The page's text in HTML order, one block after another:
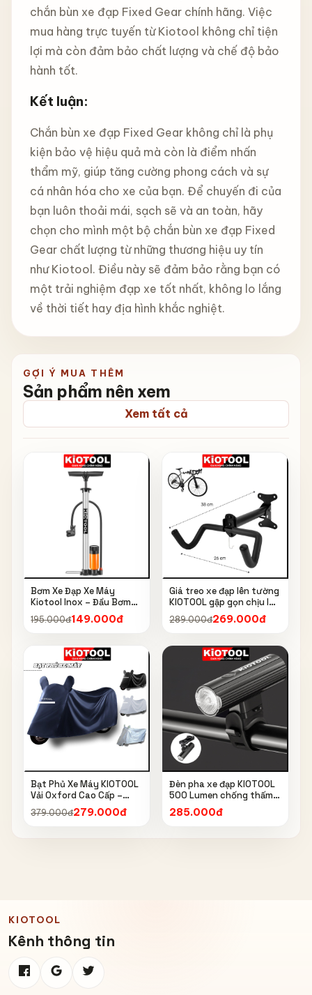
chắn bùn xe đạp Fixed Gear chính hãng. Việc
mua hàng trực tuyến từ Kiotool không chỉ tiện
lợi mà còn đảm bảo chất lượng và chế độ bảo
hành tốt.
Kết luận:
Chắn bùn xe đạp Fixed Gear không chỉ là phụ
kiện bảo vệ hiệu quả mà còn là điểm nhấn
thẩm mỹ, giúp tăng cường phong cách và sự
cá nhân hóa cho xe của bạn. Để chuyến đi của
bạn luôn thoải mái, sạch sẽ và an toàn, hãy
chọn cho mình một bộ chắn bùn xe đạp Fixed
Gear chất lượng từ những thương hiệu uy tín
như Kiotool. Điều này sẽ đảm bảo rằng bạn có
một trải nghiệm đạp xe tốt nhất, không lo lắng
về thời tiết hay địa hình khắc nghiệt.
GỢI Ý MUA THÊM
Sản phẩm nên xem
Xem tất cả
Bơm Xe Đạp Xe Máy
Kiotool Inox – Đầu Bơm
Thông Minh, Kèm Bơm
Bóng, Đồng Hồ 160 PSI
195.000đ149.000đ
Giá treo xe đạp lên tường
KIOTOOL gập gọn chịu lực
cao kèm móc treo mũ bảo
hiểm
289.000đ269.000đ
Bạt Phủ Xe Máy KIOTOOL
Vải Oxford Cao Cấp –
Chống Nắng, Chống Mưa,
Chống Bụi, Chống Tia UV,
379.000đ279.000đ
Đèn pha xe đạp KIOTOOL
500 Lumen chống thấm
nước IPX6 6603
285.000đ
KIOTOOL
Kênh thông tin